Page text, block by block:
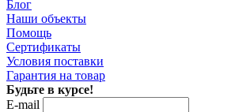
Блог
Наши объекты
Помощь
Сертификаты
Условия поставки
Гарантия на товар
Будьте в курсе!
E-mail